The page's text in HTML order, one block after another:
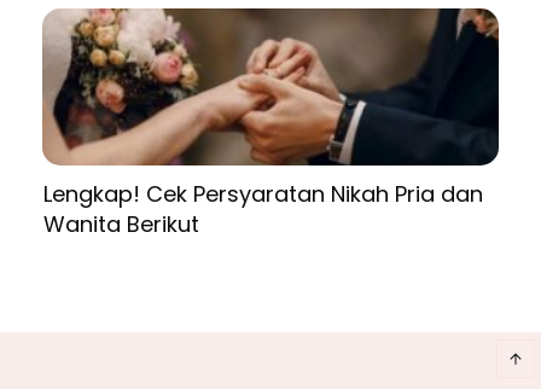
Lengkap! Cek Persyaratan Nikah Pria dan
Wanita Berikut